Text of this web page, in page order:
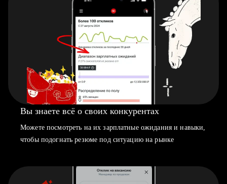
Вы знаете всё о своих конкурентах
Можете посмотреть на их зарплатные ожидания и навыки,
чтобы подогнать резюме под ситуацию на рынке